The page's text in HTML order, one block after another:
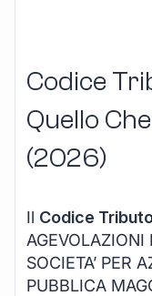
Codice
Quello
(2026)
Il Codice
AGEVOLAZIONI
SOCIETA’ PER
PUBBLICA